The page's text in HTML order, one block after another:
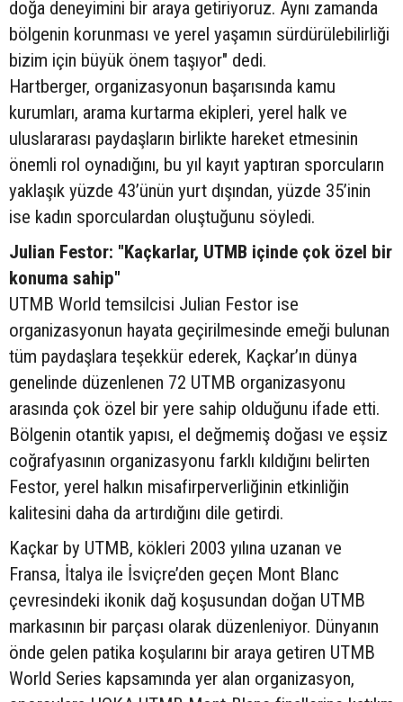
doğa deneyimini bir araya getiriyoruz. Aynı zamanda
bölgenin korunması ve yerel yaşamın sürdürülebilirliği
bizim için büyük önem taşıyor" dedi.
Hartberger, organizasyonun başarısında kamu
kurumları, arama kurtarma ekipleri, yerel halk ve
uluslararası paydaşların birlikte hareket etmesinin
önemli rol oynadığını, bu yıl kayıt yaptıran sporcuların
yaklaşık yüzde 43’ünün yurt dışından, yüzde 35’inin
ise kadın sporculardan oluştuğunu söyledi.
Julian Festor: "Kaçkarlar, UTMB içinde çok özel bir
konuma sahip"
UTMB World temsilcisi Julian Festor ise
organizasyonun hayata geçirilmesinde emeği bulunan
tüm paydaşlara teşekkür ederek, Kaçkar’ın dünya
genelinde düzenlenen 72 UTMB organizasyonu
arasında çok özel bir yere sahip olduğunu ifade etti.
Bölgenin otantik yapısı, el değmemiş doğası ve eşsiz
coğrafyasının organizasyonu farklı kıldığını belirten
Festor, yerel halkın misafirperverliğinin etkinliğin
kalitesini daha da artırdığını dile getirdi.
Kaçkar by UTMB, kökleri 2003 yılına uzanan ve
Fransa, İtalya ile İsviçre’den geçen Mont Blanc
çevresindeki ikonik dağ koşusundan doğan UTMB
markasının bir parçası olarak düzenleniyor. Dünyanın
önde gelen patika koşularını bir araya getiren UTMB
World Series kapsamında yer alan organizasyon,